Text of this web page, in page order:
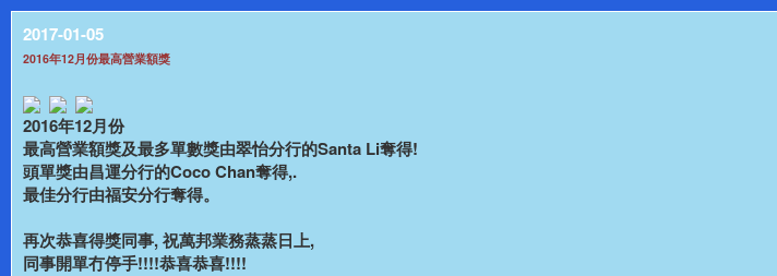
2017-01-05
2016年12月份最高營業額獎
2016年12月份
最高營業額獎及最多單數獎由翠怡分行的Santa Li奪得!
頭單獎由昌運分行的Coco Chan奪得,.
最佳分行由福安分行奪得。
再次恭喜得獎同事, 祝萬邦業務蒸蒸日上,
同事開單冇停手!!!!恭喜恭喜!!!!